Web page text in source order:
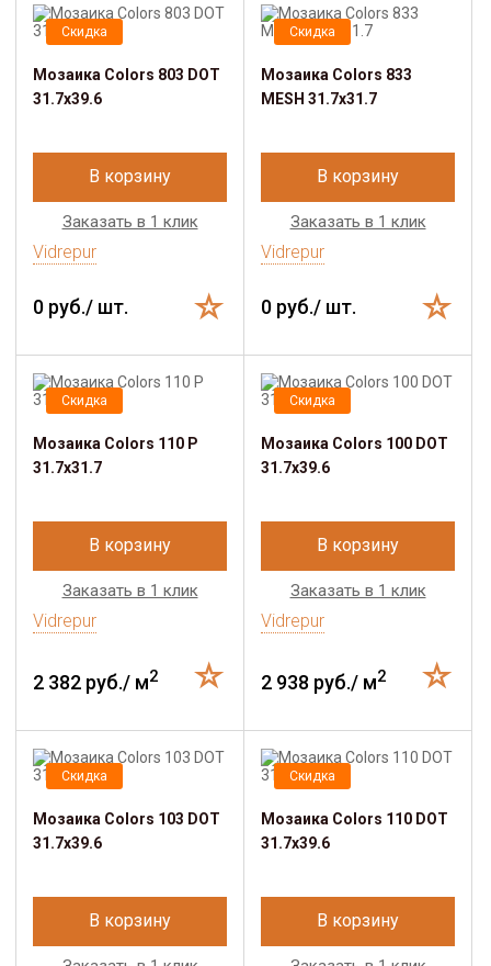
Скидка
Мозаика Colors 803 DOT
31.7х39.6
В корзину
Заказать в 1 клик
Vidrepur
0 руб./ шт.
Скидка
Мозаика Colors 833
MESH 31.7х31.7
В корзину
Заказать в 1 клик
Vidrepur
0 руб./ шт.
Скидка
Мозаика Colors 110 P
31.7х31.7
В корзину
Заказать в 1 клик
Vidrepur
2 382 руб./ м2
Скидка
Мозаика Colors 100 DOT
31.7х39.6
В корзину
Заказать в 1 клик
Vidrepur
2 938 руб./ м2
Скидка
Мозаика Colors 103 DOT
31.7х39.6
В корзину
Скидка
Мозаика Colors 110 DOT
31.7х39.6
В корзину